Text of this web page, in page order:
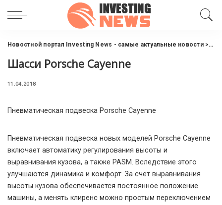
Новостной портал Investing News - самые актуальные новости>
Шасси Porsche Cayenne
11.04.2018
Пневматическая подвеска Porsche Cayenne
Пневматическая подвеска новых моделей Porsche Cayenne
включает автоматику регулирования высоты и
выравнивания кузова, а также PASM. Вследствие этого
улучшаются динамика и комфорт. За счет выравнивания
высоты кузова обеспечивается постоянное положение
машины, а менять клиренс можно простым переключением